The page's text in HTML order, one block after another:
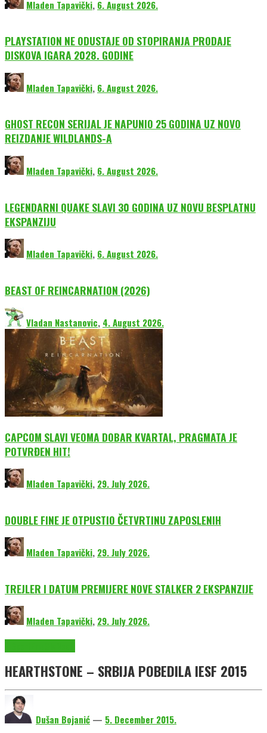
Mladen Tapavički, 6. August 2026.
PLAYSTATION NE ODUSTAJE OD STOPIRANJA PRODAJE
DISKOVA IGARA 2028. GODINE
Mladen Tapavički, 6. August 2026.
GHOST RECON SERIJAL JE NAPUNIO 25 GODINA UZ NOVO
REIZDANJE WILDLANDS-A
Mladen Tapavički, 6. August 2026.
LEGENDARNI QUAKE SLAVI 30 GODINA UZ NOVU BESPLATNU
EKSPANZIJU
Mladen Tapavički, 6. August 2026.
BEAST OF REINCARNATION (2026)
Vladan Nastanovic, 4. August 2026.
CAPCOM SLAVI VEOMA DOBAR KVARTAL, PRAGMATA JE
POTVRĐEN HIT!
Mladen Tapavički, 29. July 2026.
DOUBLE FINE JE OTPUSTIO ČETVRTINU ZAPOSLENIH
Mladen Tapavički, 29. July 2026.
TREJLER I DATUM PREMIJERE NOVE STALKER 2 EKSPANZIJE
Mladen Tapavički, 29. July 2026.
HEARTHSTONE – SRBIJA POBEDILA IESF 2015
Dušan Bojanić — 5. December 2015.